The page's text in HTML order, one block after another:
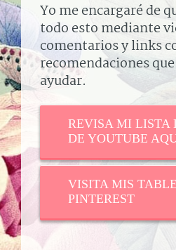
Yo me encargaré de
todo esto mediante
comentarios y links
recomendaciones
ayudar.
REVISA MI LISTA
DE YOUTUBE
VISITA MIS
PINTEREST